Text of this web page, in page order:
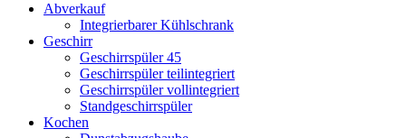
Abverkauf
Integrierbarer Kühlschrank
Geschirr
Geschirrspüler 45
Geschirrspüler teilintegriert
Geschirrspüler vollintegriert
Standgeschirrspüler
Kochen